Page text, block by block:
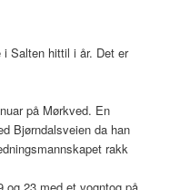
Salten hittil i år. Det er
på Mørkved. En
Bjørndalsveien da han
rakk